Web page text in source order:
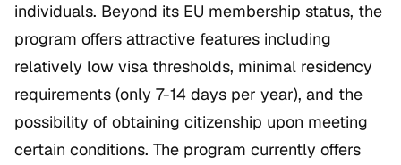
individuals. Beyond its EU membership status, the
program offers attractive features including
relatively low visa thresholds, minimal residency
requirements (only 7-14 days per year), and the
possibility of obtaining citizenship upon meeting
certain conditions. The program currently offers